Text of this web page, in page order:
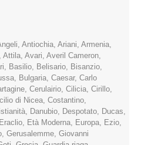
, Antiochia, Ariani, Armenia,
Attila, Avari, Averil Cameron,
, Basilio, Belisario, Bisanzio,
, Bulgaria, Caesar, Carlo
, Cerulairio, Cilicia, Cirillo,
di Nicea, Costantino,
, Danubio, Despotato, Ducas,
Eraclio, Età Moderna, Europa, Ezio,
, Gerusalemme, Giovanni